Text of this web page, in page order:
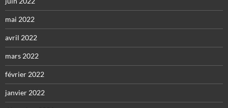
mai 2022
avril 2022
mars 2022
février 2022
janvier 2022